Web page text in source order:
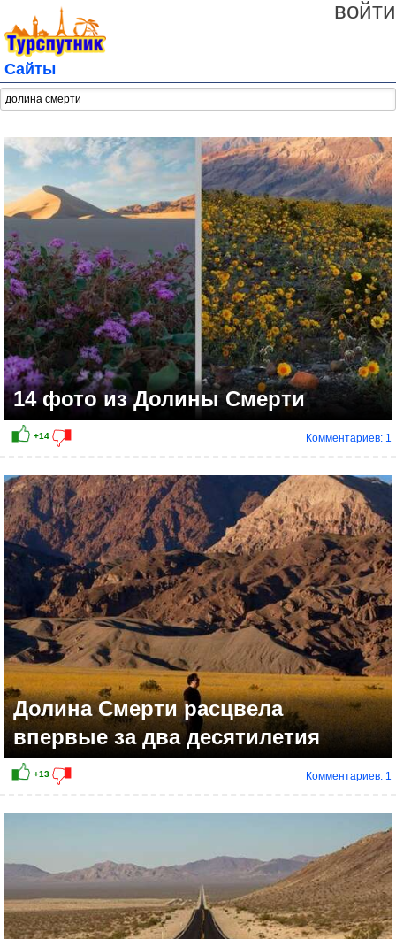
войти
Сайты
14 фото из Долины Смерти
+14
Комментариев: 1
Долина Смерти расцвела
впервые за два десятилетия
Комментариев: 1